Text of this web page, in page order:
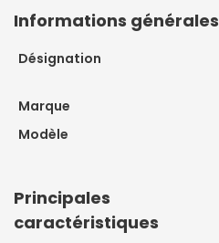
Informations générales
Désignation
Marque
Modèle
Principales
caractéristiques